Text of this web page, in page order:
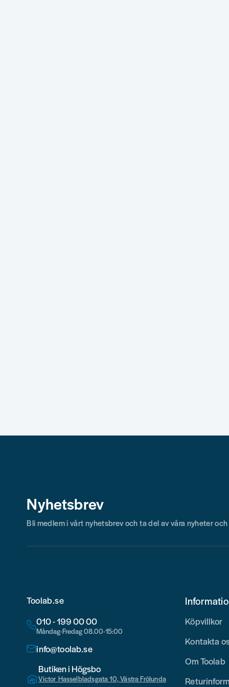
Nyhetsbrev
Bli medlem i vårt nyhetsbrev och ta del av våra nyheter
Toolab.se
010 - 199 00 00
Måndag-Fredag 08.00-15:00
info@toolab.se
Butiken i Högsbo
Victor Hasselbladsgata 10, Västra Frölunda
Köpvillkor
Kontakta
Om Toolab